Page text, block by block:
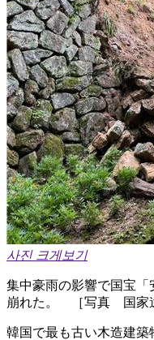
사진 크게보기
集中豪雨の影響で国宝
崩れた。 ［写真 国家
韓国で最も古い木造建築